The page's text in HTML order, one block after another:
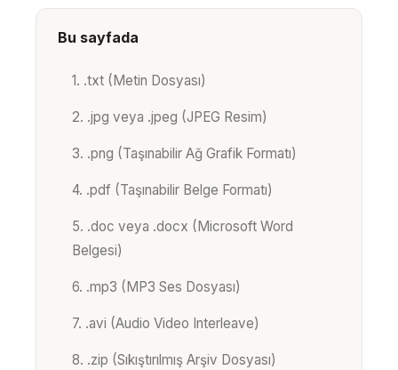
Bu sayfada
1. .txt (Metin Dosyası)
2. .jpg veya .jpeg (JPEG Resim)
3. .png (Taşınabilir Ağ Grafik Formatı)
4. .pdf (Taşınabilir Belge Formatı)
5. .doc veya .docx (Microsoft Word
Belgesi)
6. .mp3 (MP3 Ses Dosyası)
7. .avi (Audio Video Interleave)
8. .zip (Sıkıştırılmış Arşiv Dosyası)